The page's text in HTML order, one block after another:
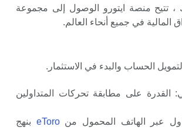
، تتيح منصة ايتورو الوصول إلى مجموعة
المالية في جميع أنحاء العالم.
الحساب والبدء في الاستثمار.
القدرة على مطابقة تحركات المتداولين
عبر الهاتف المحمول منeToro بنهج